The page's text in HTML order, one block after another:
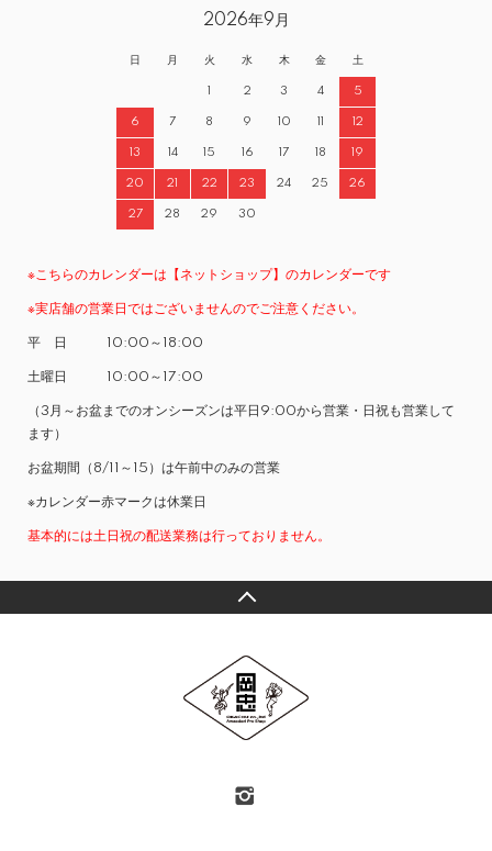
2026年9月
日 月 火 水 木 金 土
2 3 4 5
6 7 8 9 10 12
13 14 15 16 17 18 19
20 21 22 23 24 25 26
27 28 29 30
※こちらのカレンダーは【ネットショップ】のカレンダーです
※実店舗の営業日ではございませんのでご注意ください。
平 日 10:00～18:00
土曜日 10:00～17:00
（3月～お盆までのオンシーズンは平日9:00から営業・日祝も営業して
ます）
お盆期間（8/11～15）は午前中のみの営業
※カレンダー赤マークは休業日
基本的には土日祝の配送業務は行っておりません。